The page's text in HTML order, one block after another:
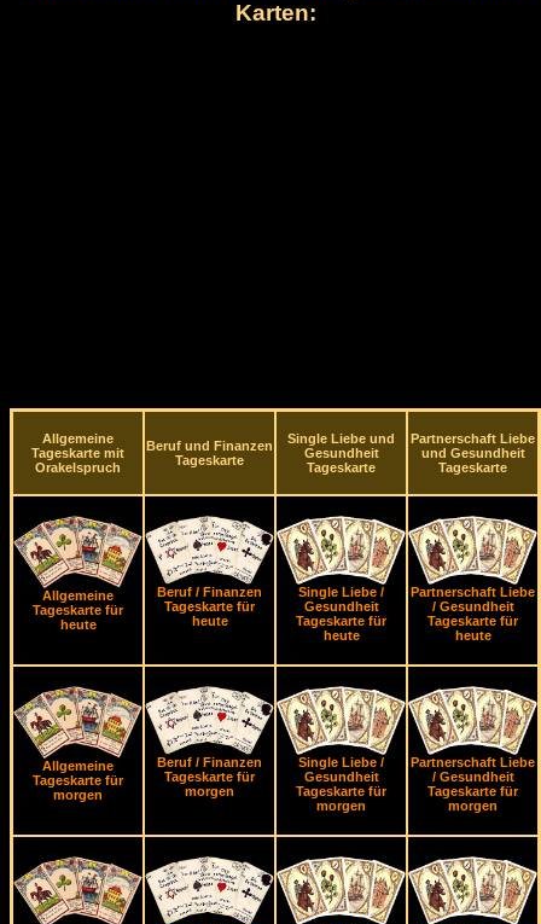
Karten:
Allgemeine
Tageskarte mit
Orakelspruch
Beruf und Finanzen
Tageskarte
Single Liebe und
Gesundheit
Tageskarte
Partnerschaft Liebe
und Gesundheit
Tageskarte
Allgemeine
Tageskarte für
heute
Beruf / Finanzen
Tageskarte für
heute
Single Liebe /
Gesundheit
Tageskarte für
heute
Partnerschaft Liebe
/ Gesundheit
Tageskarte für
heute
Allgemeine
Tageskarte für
morgen
Beruf / Finanzen
Tageskarte für
morgen
Single Liebe /
Gesundheit
Tageskarte für
morgen
Partnerschaft Liebe
/ Gesundheit
Tageskarte für
morgen